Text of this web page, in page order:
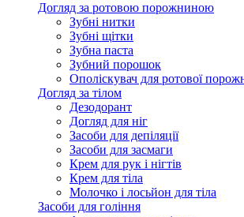
Догляд за ротовою порожниною
Зубні нитки
Зубні щітки
Зубна паста
Зубний порошок
Ополіскувач для ротової
Догляд за тілом
Дезодорант
Догляд для ніг
Засоби для депіляції
Засоби для засмаги
Крем для рук і нігтів
Крем для тіла
Молочко і лосьйон для тіла
Засоби для гоління